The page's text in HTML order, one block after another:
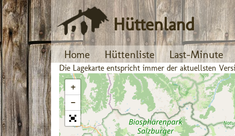
Hüttenland
Home Hüttenliste Last-Minute
Die Lagekarte entspricht immer der aktuellsten
+
−